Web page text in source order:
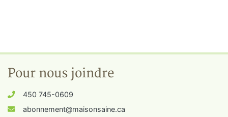
Pour nous joindre
450 745-0609
abonnement@maisonsaine.ca